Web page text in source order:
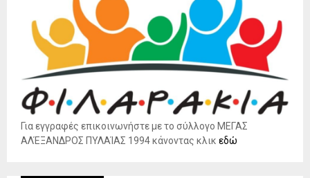
Για εγγραφές επικοινωνήστε με το σύλλογο ΜΕΓΑΣ
ΑΛΈΞΑΝΔΡΟΣ ΠΥΛΑΊΑΣ 1994 κάνοντας κλικ εδώ